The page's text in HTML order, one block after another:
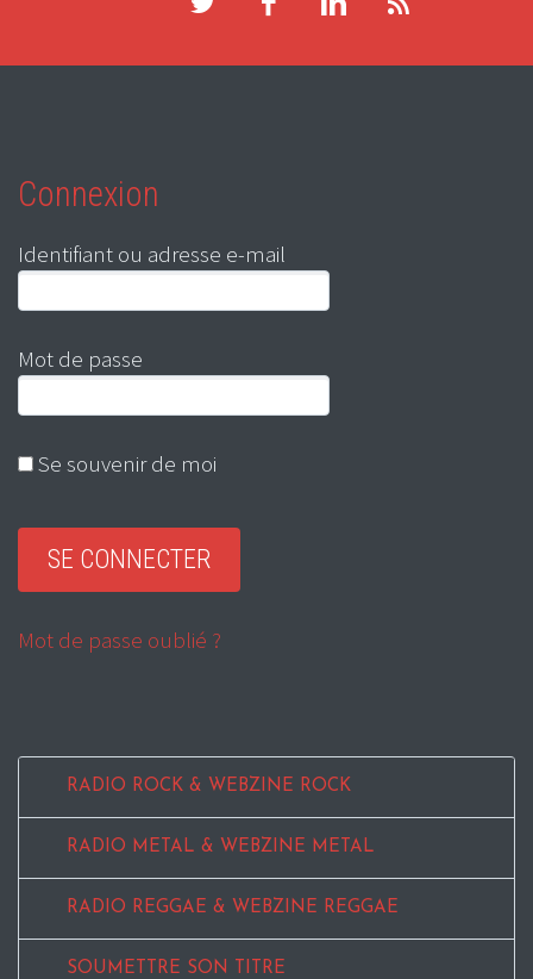
Connexion
Identifiant ou adresse e-mail
Mot de passe
Se souvenir de moi
Mot de passe oublié ?
RADIO ROCK & WEBZINE ROCK
RADIO METAL & WEBZINE METAL
RADIO REGGAE & WEBZINE REGGAE
SOUMETTRE SON TITRE